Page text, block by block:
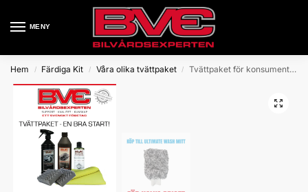
MENY
Hem / Färdiga Kit / Våra olika tvättpaket / Tvättpaket för konsumenter – en bra start!